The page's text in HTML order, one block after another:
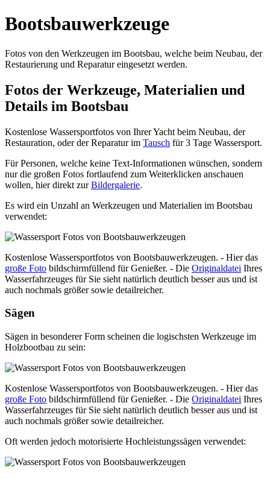
Bootsbauwerkzeuge
Fotos von den Werkzeugen im Bootsbau, welche beim Neubau, der
Restaurierung und Reparatur eingesetzt werden.
Fotos der Werkzeuge, Materialien und
Details im Bootsbau
Kostenlose Wassersportfotos von Ihrer Yacht beim Neubau, der
Restauration, oder der Reparatur im Tausch für 3 Tage Wassersport.
Für Personen, welche keine Text-Informationen wünschen, sondern
nur die großen Fotos fortlaufend zum Weiterklicken anschauen
wollen, hier direkt zurBildergalerie.
Es wird ein Unzahl an Werkzeugen und Materialien im Bootsbau
verwendet:
Kostenlose Wassersportfotos von Bootsbauwerkzeugen. - Hier das
große Foto bildschirmfüllend für Genießer. - Die Originaldatei Ihres
Wasserfahrzeuges für Sie sieht natürlich deutlich besser aus und ist
auch nochmals größer sowie detailreicher.
Sägen
Sägen in besonderer Form scheinen die logischsten Werkzeuge im
Holzbootbau zu sein:
Kostenlose Wassersportfotos von Bootsbauwerkzeugen. - Hier das
große Foto bildschirmfüllend für Genießer. - Die Originaldatei Ihres
Wasserfahrzeuges für Sie sieht natürlich deutlich besser aus und ist
auch nochmals größer sowie detailreicher.
Oft werden jedoch motorisierte Hochleistungssägen verwendet: